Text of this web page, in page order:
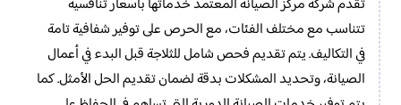
تقدم شركة مركز الصيانة المعتمد خدماتها بأسعار تنافسية
تتناسب مع مختلف الفئات، مع الحرص على توفير شفافية تامة
في التكاليف. يتم تقديم فحص شامل للثلاجة قبل البدء في أعمال
الصيانة، وتحديد المشكلات بدقة لضمان تقديم الحل الأمثل. كما